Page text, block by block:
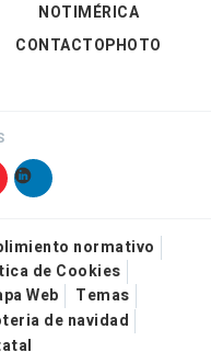
NOTIMÉRICA
CONTACTOPHOTO
normativo
de Cookies
Web
Temas
de navidad